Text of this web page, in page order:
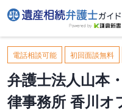
電話相談可能 初回面談無料
弁護士法人山本
律事務所 香川オ